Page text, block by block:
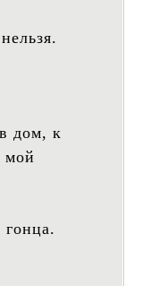
дом, к
мой
гонца.